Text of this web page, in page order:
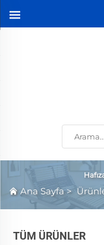
Ana Sayfa>
TÜM ÜRÜNLER